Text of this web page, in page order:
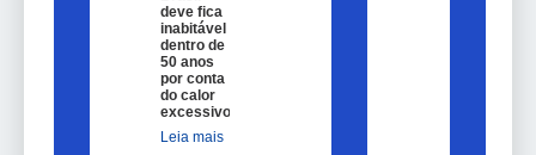
deve fica
inabitável
dentro de
50 anos
por conta
do calor
excessivo
Leia mais